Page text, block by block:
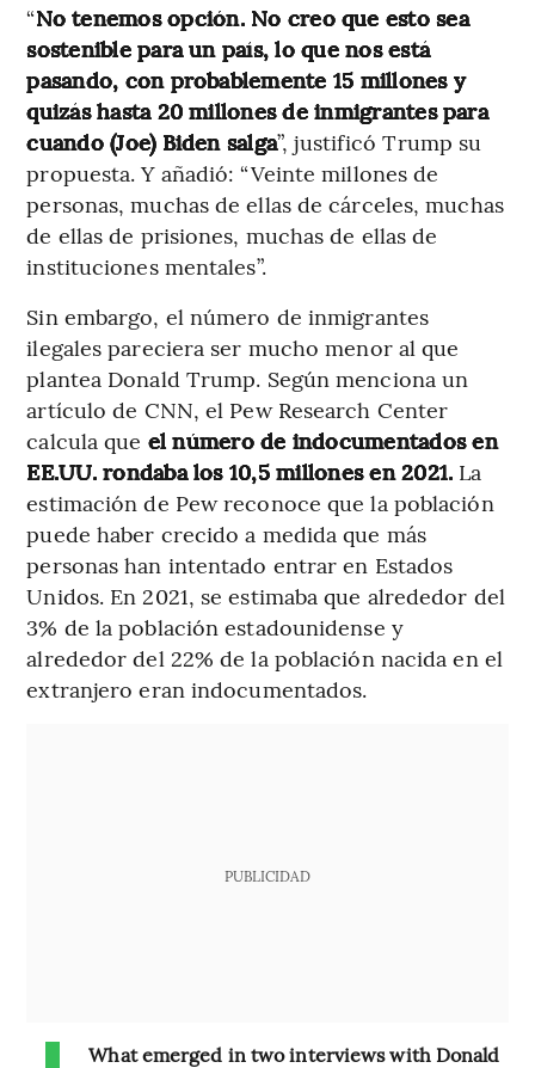
“No tenemos opción. No creo que esto sea
sostenible para un país, lo que nos está
pasando, con probablemente 15 millones y
quizás hasta 20 millones de inmigrantes para
cuando (Joe) Biden salga”, justificó Trump su
propuesta. Y añadió: “Veinte millones de
personas, muchas de ellas de cárceles, muchas
de ellas de prisiones, muchas de ellas de
instituciones mentales”.
Sin embargo, el número de inmigrantes
ilegales pareciera ser mucho menor al que
plantea Donald Trump. Según menciona un
artículo de CNN, el Pew Research Center
calcula que el número de indocumentados en
EE.UU. rondaba los 10,5 millones en 2021. La
estimación de Pew reconoce que la población
puede haber crecido a medida que más
personas han intentado entrar en Estados
Unidos. En 2021, se estimaba que alrededor del
3% de la población estadounidense y
alrededor del 22% de la población nacida en el
extranjero eran indocumentados.
PUBLICIDAD
What emerged in two interviews with Donald